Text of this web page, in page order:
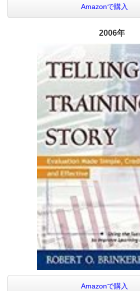
Amazonで購入
2006年
Amazonで購入